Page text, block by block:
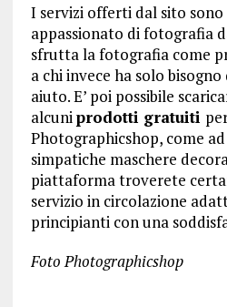
I servizi offerti dal sito sono
appassionato di fotografia
sfrutta la fotografia come
a chi invece ha solo
aiuto. E’ poi possibile
alcuniprodotti gratuiti
Photographicshop, come
simpatiche maschere
piattaforma troverete
servizio in circolazione
principianti con una
Foto Photographicshop